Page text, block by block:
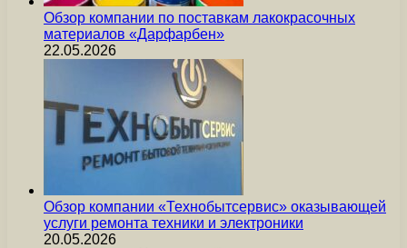
Обзор компании по поставкам лакокрасочных
материалов «Дарфарбен»
22.05.2026
Обзор компании «Технобытсервис» оказывающей
услуги ремонта техники и электроники
20.05.2026